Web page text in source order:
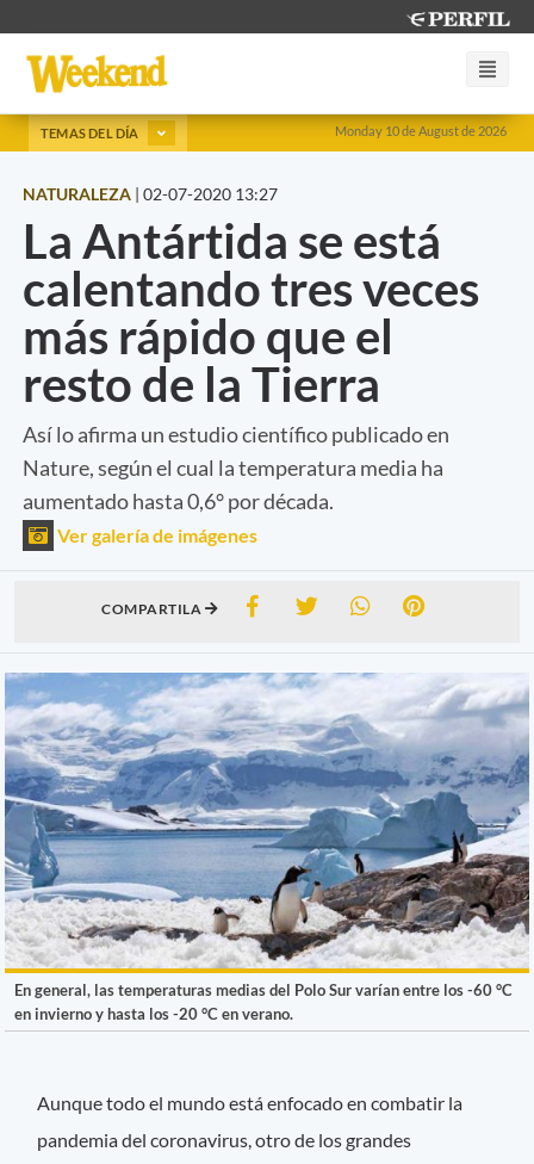
Monday 10 de August de 2026
TEMAS DEL DÍA
NATURALEZA | 02-07-2020 13:27
La Antártida se está
calentando tres veces
más rápido que el
resto de la Tierra
Así lo afirma un estudio científico publicado en
Nature, según el cual la temperatura media ha
aumentado hasta 0,6° por década.
Ver galería de imágenes
COMPARTILA
En general, las temperaturas medias del Polo Sur varían entre los -60 °C
en invierno y hasta los -20 °C en verano.
Aunque todo el mundo está enfocado en combatir la
pandemia del coronavirus, otro de los grandes